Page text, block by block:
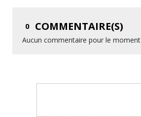
0 COMMENTAIRE(S)
Aucun commentaire pour le moment